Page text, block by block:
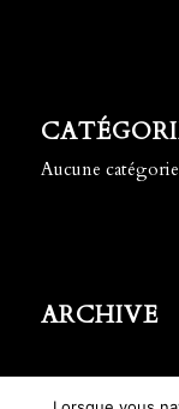
Aucune catégorie
ARCHIVE